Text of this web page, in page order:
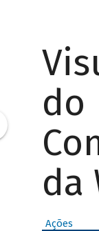
do
da
Ações